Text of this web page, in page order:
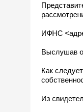
ИФНС
Выслушав
Как
Из